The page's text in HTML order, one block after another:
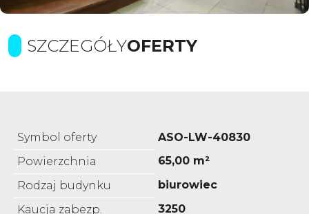
SZCZEGÓŁYOFERTY
Symbol oferty
ASO-LW-40830
Powierzchnia
65,00 m²
Rodzaj budynku
biurowiec
Kaucja zabezp.
3250